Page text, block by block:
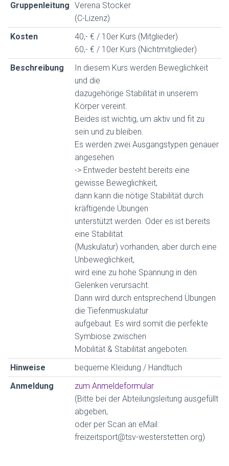
Gruppenleitung Verena Stocker
(C-Lizenz)
Kosten
40,- € / 10er Kurs (Mitglieder)
60,- € / 10er Kurs (Nichtmitglieder)
Beschreibung
In diesem Kurs werden Beweglichkeit
und die
dazugehörige Stabilität in unserem
Körper vereint.
Beides ist wichtig, um aktiv und fit zu
sein und zu bleiben.
Es werden zwei Ausgangstypen genauer
angesehen
-> Entweder besteht bereits eine
gewisse Beweglichkeit,
dann kann die nötige Stabilität durch
kräftigende Übungen
unterstützt werden. Oder es ist bereits
eine Stabilität
(Muskulatur) vorhanden, aber durch eine
Unbeweglichkeit,
wird eine zu hohe Spannung in den
Gelenken verursacht.
Dann wird durch entsprechend Übungen
die Tiefenmuskulatur
aufgebaut. Es wird somit die perfekte
Symbiose zwischen
Mobilität & Stabilität angeboten.
Hinweise
bequeme Kleidung / Handtuch
Anmeldung
zum Anmeldeformular
(Bitte bei der Abteilungsleitung ausgefüllt
abgeben,
oder per Scan an eMail:
freizeitsport@tsv-westerstetten.org)